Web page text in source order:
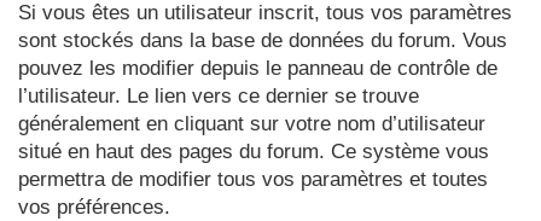
Si vous êtes un utilisateur inscrit, tous vos paramètres
sont stockés dans la base de données du forum. Vous
pouvez les modifier depuis le panneau de contrôle de
l’utilisateur. Le lien vers ce dernier se trouve
généralement en cliquant sur votre nom d’utilisateur
situé en haut des pages du forum. Ce système vous
permettra de modifier tous vos paramètres et toutes
vos préférences.